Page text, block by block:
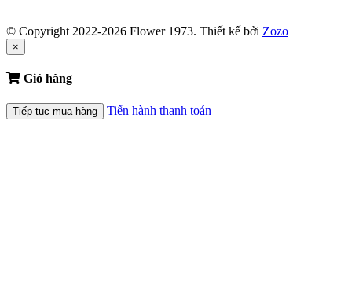
© Copyright 2022-2026 Flower 1973. Thiết kế bởi Zozo
×
Giỏ hàng
Tiếp tục mua hàng Tiến hành thanh toán